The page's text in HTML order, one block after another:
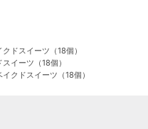
ドスイーツ（18個）
イーツ（18個）
クドスイーツ（18個）